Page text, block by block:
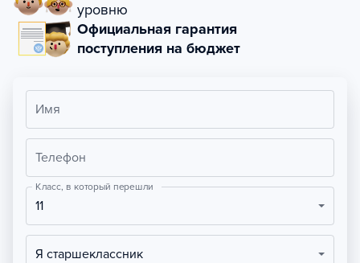
уровню
Официальная гарантия
поступления на бюджет
Имя
Телефон
Класс, в который перешли
11
Я старшеклассник